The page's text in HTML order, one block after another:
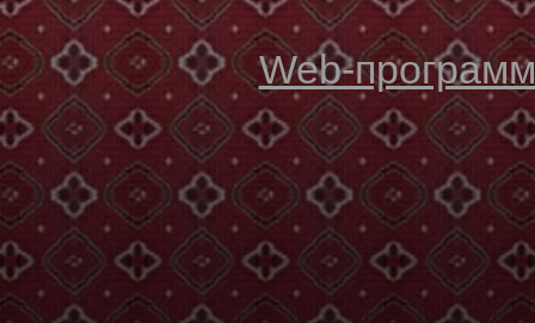
Web-